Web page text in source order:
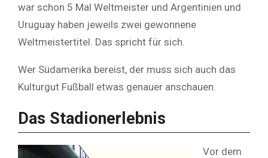
war schon 5 Mal Weltmeister und Argentinien und
Uruguay haben jeweils zwei gewonnene
Weltmeistertitel. Das spricht für sich.
Wer Südamerika bereist, der muss sich auch das
Kulturgut Fußball etwas genauer anschauen.
Das Stadionerlebnis
Vor dem